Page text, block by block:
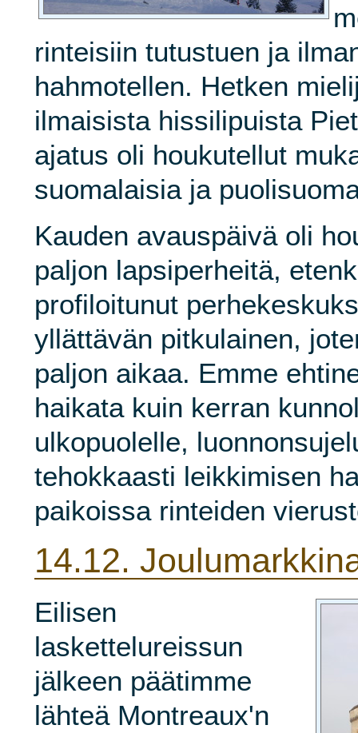
rinteisiin tutustuen ja
hahmotellen. Hetken
ilmaisista hissilipuista
ajatus oli houkutellut
suomalaisia ja
Kauden avauspäivä oli
paljon lapsiperheitä,
profiloitunut
yllättävän pitkulainen,
paljon aikaa. Emme
haikata kuin kerran
ulkopuolelle,
tehokkaasti leikkimisen
paikoissa rinteiden
14.12.
Eilisen
laskettelureissun
jälkeen päätimme
lähteä Montreaux'n